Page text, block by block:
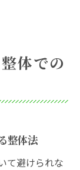
体での
整体法
て避けられな